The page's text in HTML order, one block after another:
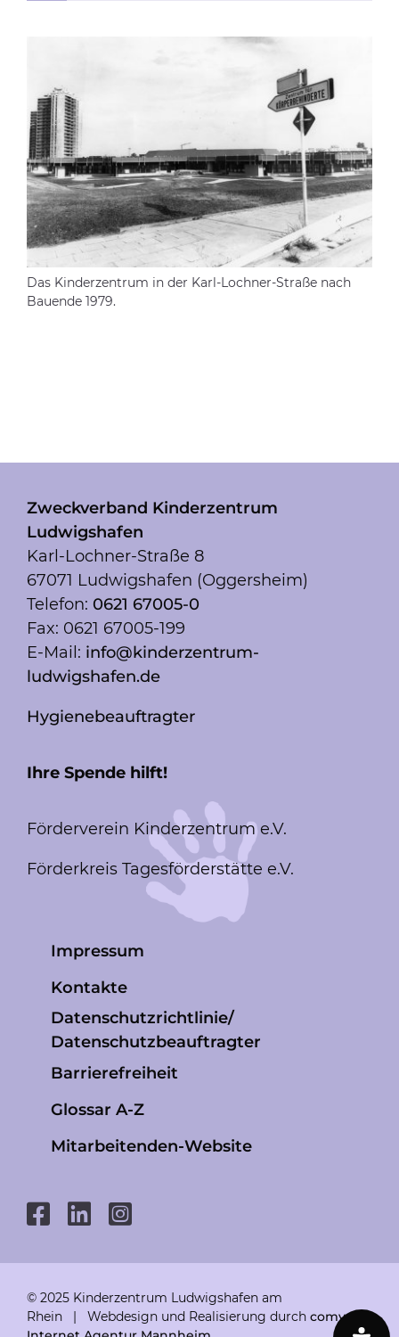
Das Kinderzentrum in der Karl-Lochner-Straße nach
Bauende 1979.
Zweckverband Kinderzentrum
Ludwigshafen
Karl-Lochner-Straße 8
67071 Ludwigshafen (Oggersheim)
Telefon: 0621 67005-0
Fax: 0621 67005-199
E-Mail: info@kinderzentrum-
ludwigshafen.de
Hygienebeauftragter
Ihre Spende hilft!
Förderverein Kinderzentrum e.V.
Förderkreis Tagesförderstätte e.V.
Impressum
Kontakte
Datenschutzrichtlinie/
Datenschutzbeauftragter
Barrierefreiheit
Glossar A-Z
Mitarbeitenden-Website
© 2025 Kinderzentrum Ludwigshafen am
Rhein | Webdesign und Realisierung durch comvos –